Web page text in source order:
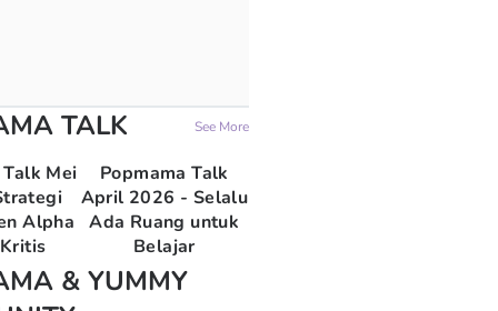
TALK See More
Mei
Alpha
Popmama Talk
April 2026 - Selalu
Ada Ruang untuk
Belajar
& YUMMY